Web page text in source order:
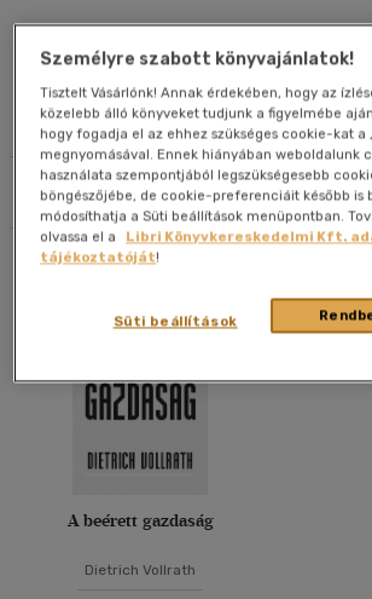
Dietrich Vollrath
Művei
Szűrés
Eladott darabszám szerint csökkenő
Eladott darabszám szerint növekvő
Cím szerint A-Z
Szerző szerint A-Z
Megjelenítés
20 db / oldal
Alkalmaz
A beérett gazdaság
Dietrich Vollrath
Személyre szabott könyvajánlatok!
Tisztelt Vásárlónk! Annak érdekében, hogy az
közelebb álló könyveket tudjunk a figyelmébe
hogy fogadja el az ehhez szükséges cookie-kat a
megnyomásával. Ennek hiányában weboldalunk
használata szempontjából legszükségesebb
böngészőjébe, de cookie-preferenciáit később is
módosíthatja a Süti beállítások menüpontban.
olvassa el a
Libri Könyvkereskedelmi Kft.
tájékoztatóját!
Süti beállítások